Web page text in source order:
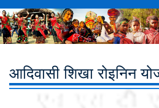
आदिवासी शिखा रोइनिन